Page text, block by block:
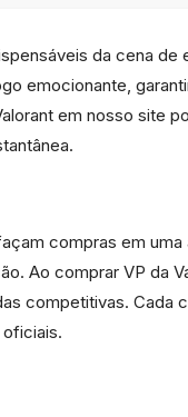
da cena
emocionante,
em nosso site
compras em
Ao comprar VP da
competitivas. Cada